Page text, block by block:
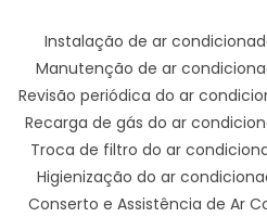
Instalação de ar
Manutenção de ar
Revisão periódica do ar
Recarga de gás do ar
Troca de filtro do ar
Higienização do ar
Conserto e Assistência de Ar